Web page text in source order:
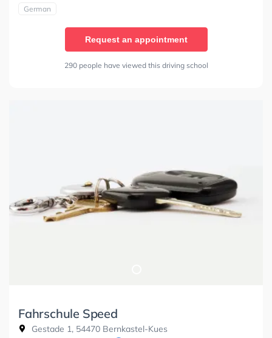
German
Request an appointment
290 people have viewed this driving school
Fahrschule Speed
Gestade 1, 54470 Bernkastel-Kues